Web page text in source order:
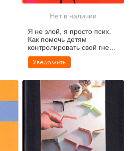
Нет в наличии
Я не злой, я просто псих.
Как помочь детям
контролировать свой гнев.
Рабочая тетрадь
Уведомить